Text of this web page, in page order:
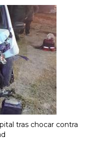
tras chocar contra